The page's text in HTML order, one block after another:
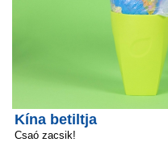
Kína betiltja
Csaó zacsik!